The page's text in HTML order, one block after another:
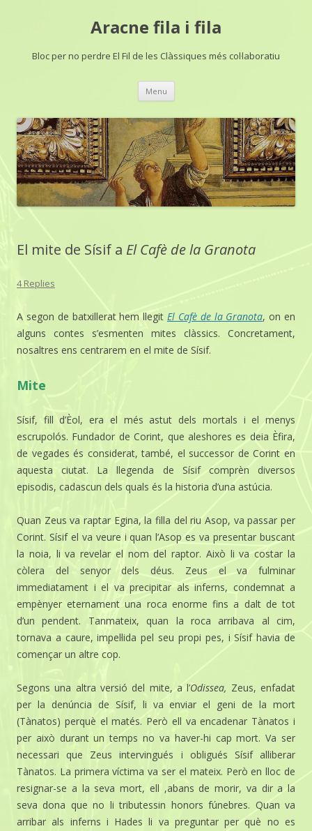
Aracne fila i fila
Bloc per no perdre El Fil de les Clàssiques més col·laboratiu
Menu Skip
El mite de Sísif a El Cafè de la Granota
4 Replies
A segon de batxillerat hem llegit El Cafè de la Granota, on en
alguns contes s’esmenten mites clàssics. Concretament,
nosaltres ens centrarem en el mite de Sísif.
Mite
Sísif, fill d’Èol, era el més astut dels mortals i el menys
escrupolós. Fundador de Corint, que aleshores es deia Èfira,
de vegades és considerat, també, el successor de Corint en
aquesta ciutat. La llegenda de Sísif comprèn diversos
episodis, cadascun dels quals és la historia d’una astúcia.
Quan Zeus va raptar Egina, la filla del riu Asop, va passar per
Corint. Sísif el va veure i quan l’Asop es va presentar buscant
la noia, li va revelar el nom del raptor. Això li va costar la
còlera del senyor dels déus. Zeus el va fulminar
immediatament i el va precipitar als inferns, condemnat a
empènyer eternament una roca enorme fins a dalt de tot
d’un pendent. Tanmateix, quan la roca arribava al cim,
tornava a caure, impel·lida pel seu propi pes, i Sísif havia de
començar un altre cop.
Segons una altra versió del mite, a l’Odissea, Zeus, enfadat
per la denúncia de Sísif, li va enviar el geni de la mort
(Tànatos) perquè el matés. Però ell va encadenar Tànatos i
per això durant un temps no va haver-hi cap mort. Va ser
necessari que Zeus intervingués i obligués Sísif alliberar
Tànatos. La primera víctima va ser el mateix. Però en lloc de
resignar-se a la seva mort, ell ,abans de morir, va dir a la
seva dona que no li tributessin honors fúnebres. Quan va
arribar als inferns i Hades li va preguntar per què no es